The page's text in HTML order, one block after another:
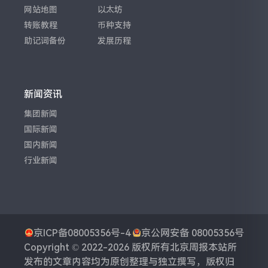
网站地图
转账教程
助记词备份
以太坊
币种支持
发展历程
新闻资讯
集团新闻
国际新闻
国内新闻
行业新闻
京ICP备08005356号-4
京公网安备 08005356号
Copyright © 2022-2026 版权所有北京周报本站所
发布的文章内容均为原创整理与独立撰写，版权归